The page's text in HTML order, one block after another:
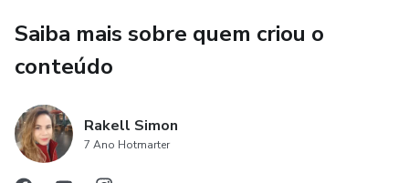
Saiba mais sobre quem criou o
conteúdo
Rakell Simon
7 Ano Hotmarter